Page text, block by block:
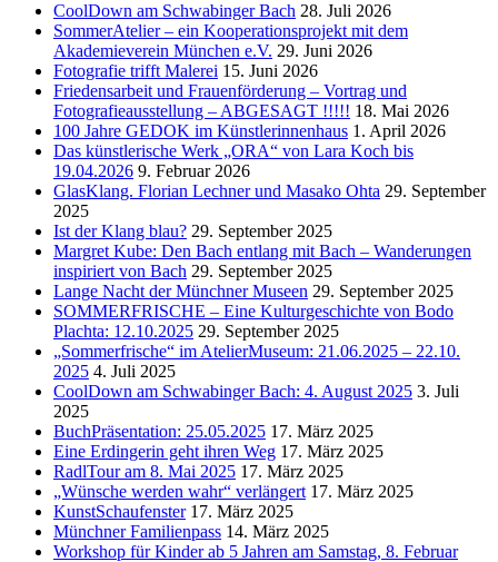
CoolDown am Schwabinger Bach 28. Juli 2026
SommerAtelier – ein Kooperationsprojekt mit dem
Akademieverein München e.V. 29. Juni 2026
Fotografie trifft Malerei 15. Juni 2026
Friedensarbeit und Frauenförderung – Vortrag und
Fotografieausstellung – ABGESAGT !!!!! 18. Mai 2026
100 Jahre GEDOK im Künstlerinnenhaus 1. April 2026
Das künstlerische Werk „ORA“ von Lara Koch bis
19.04.2026 9. Februar 2026
GlasKlang. Florian Lechner und Masako Ohta 29. September
2025
Ist der Klang blau? 29. September 2025
Margret Kube: Den Bach entlang mit Bach – Wanderungen
inspiriert von Bach 29. September 2025
Lange Nacht der Münchner Museen 29. September 2025
SOMMERFRISCHE – Eine Kulturgeschichte von Bodo
Plachta: 12.10.2025 29. September 2025
„Sommerfrische“ im AtelierMuseum: 21.06.2025 – 22.10.
2025 4. Juli 2025
CoolDown am Schwabinger Bach: 4. August 2025 3. Juli
2025
BuchPräsentation: 25.05.2025 17. März 2025
Eine Erdingerin geht ihren Weg 17. März 2025
RadlTour am 8. Mai 2025 17. März 2025
„Wünsche werden wahr“ verlängert 17. März 2025
KunstSchaufenster 17. März 2025
Münchner Familienpass 14. März 2025
Workshop für Kinder ab 5 Jahren am Samstag, 8. Februar